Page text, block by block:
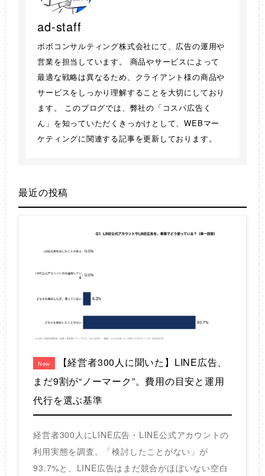
ad-staff
ボボコンサルティング株式会社にて、広告の運用や
営業を担当しています。 商品やサービスによって
最適な戦略は異なるため、クライアント様の商品や
サービスをしっかり理解することを大切にしており
ます。 このブログでは、弊社の「コスパ広告く
ん」を知っていただくきっかけとして、WEBマー
ケティングに関連する記事を更新しております。
最近の投稿
New
【経営者300人に聞いた】LINE広告、
まだ9割が“ノーマーク”。費用の目安と運用
代行を選ぶ基準
経営者300人にLINE広告・LINE公式アカウントの
利用実態を調査。「検討したことがない」が
93.7%と、LINE広告はまだ競合がほぼいない空白